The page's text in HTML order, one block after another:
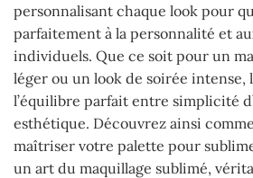
personnalisant chaque look pour
parfaitement à la personnalité et
individuels. Que ce soit pour un
léger ou un look de soirée intense,
l’équilibre parfait entre simplicité
esthétique. Découvrez ainsi
maîtriser votre palette pour
un art du maquillage sublimé,